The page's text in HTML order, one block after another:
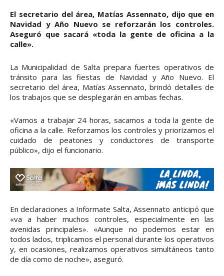
El secretario del área, Matías Assennato, dijo que en
Navidad y Año Nuevo se reforzarán los controles.
Aseguró que sacará «toda la gente de oficina a la
calle».
La Municipalidad de Salta prepara fuertes operativos de
tránsito para las fiestas de Navidad y Año Nuevo. El
secretario del área, Matías Assennato, brindó detalles de
los trabajos que se desplegarán en ambas fechas.
«Vamos a trabajar 24 horas, sacamos a toda la gente de
oficina a la calle. Reforzamos los controles y priorizamos el
cuidado de peatones y conductores de transporte
público», dijo el funcionario.
En declaraciones a Informate Salta, Assennato anticipó que
«va a haber muchos controles, especialmente en las
avenidas principales». «Aunque no podemos estar en
todos lados, triplicamos el personal durante los operativos
y, en ocasiones, realizamos operativos simultáneos tanto
de día como de noche», aseguró.